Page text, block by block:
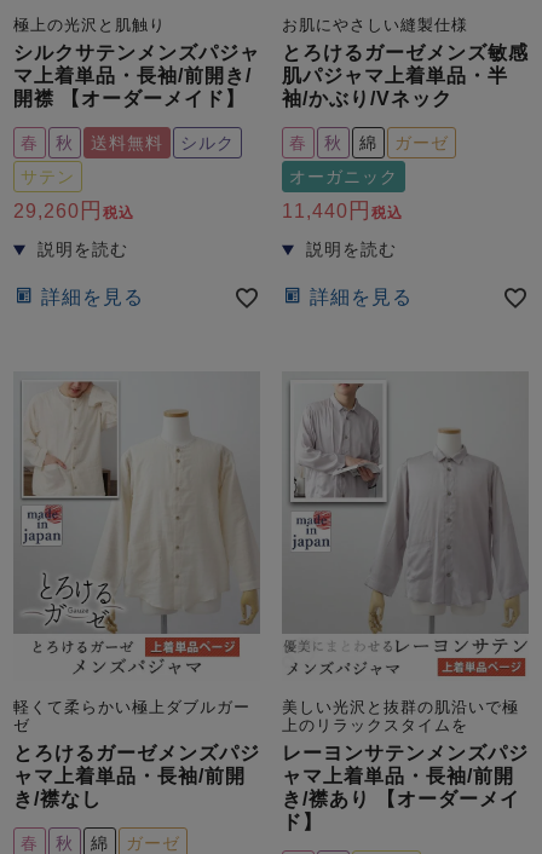
極上の光沢と肌触り
シルクサテンメンズパジャ
マ上着単品・長袖/前開き/
開襟 【オーダーメイド】
春 秋 送料無料
シルク
サテン
29,260 税込
詳細を見る
お肌にやさしい縫製仕様
とろけるガーゼメンズ敏感
肌パジャマ上着単品・半
袖/かぶり/Vネック
春 秋 綿
ガーゼ
オーガニック
11,440 税込
詳細を見る
軽くて柔らかい極上ダブルガー
ゼ
とろけるガーゼメンズパジ
ャマ上着単品・長袖/前開
き/襟なし
春 秋 綿
ガーゼ
美しい光沢と抜群の肌沿いで極
上のリラックスタイムを
レーヨンサテンメンズパジ
ャマ上着単品・長袖/前開
き/襟あり 【オーダーメイ
ド】